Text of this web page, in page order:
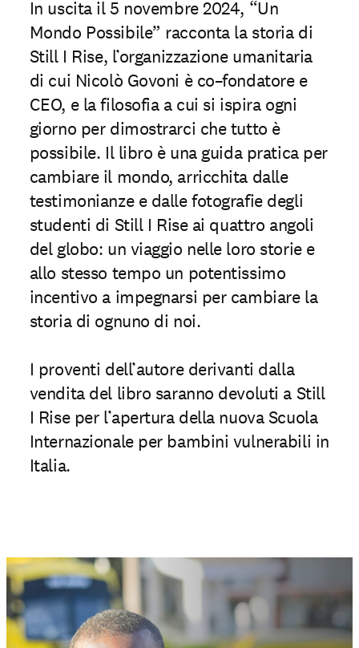
In uscita il 5 novembre 2024, “Un
Mondo Possibile” racconta la storia di
Still I Rise, l’organizzazione umanitaria
di cui Nicolò Govoni è co–fondatore e
CEO, e la filosofia a cui si ispira ogni
giorno per dimostrarci che tutto è
possibile. Il libro è una guida pratica per
cambiare il mondo, arricchita dalle
testimonianze e dalle fotografie degli
studenti di Still I Rise ai quattro angoli
del globo: un viaggio nelle loro storie e
allo stesso tempo un potentissimo
incentivo a impegnarsi per cambiare la
storia di ognuno di noi.
I proventi dell’autore derivanti dalla
vendita del libro saranno devoluti a Still
I Rise per l’apertura della nuova Scuola
Internazionale per bambini vulnerabili in
Italia.